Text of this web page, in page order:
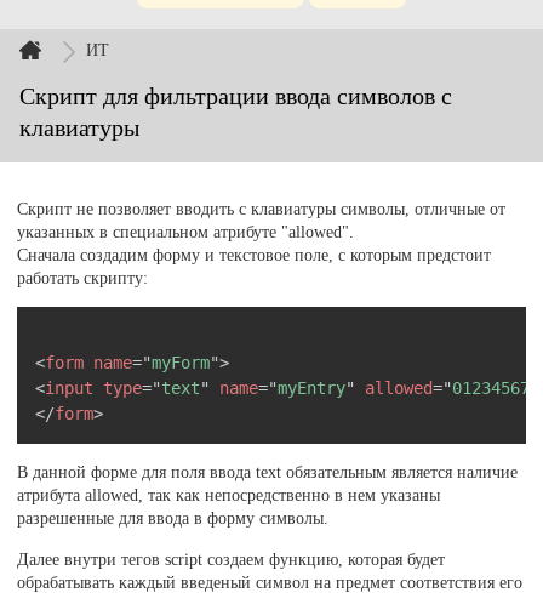
ИТ
Скрипт для фильтрации ввода символов с
клавиатуры
Скрипт не позволяет вводить с клавиатуры символы, отличные от
указанных в специальном атрибуте "allowed".
Сначала создадим форму и текстовое поле, с которым предстоит
работать скрипту:
<form name="myForm">
<input type="text" name="myEntry" allowed="
</form>
В данной форме для поля ввода text обязательным является наличие
атрибута allowed, так как непосредственно в нем указаны
разрешенные для ввода в форму символы.
Далее внутри тегов script создаем функцию, которая будет
обрабатывать каждый введеный символ на предмет соответствия его